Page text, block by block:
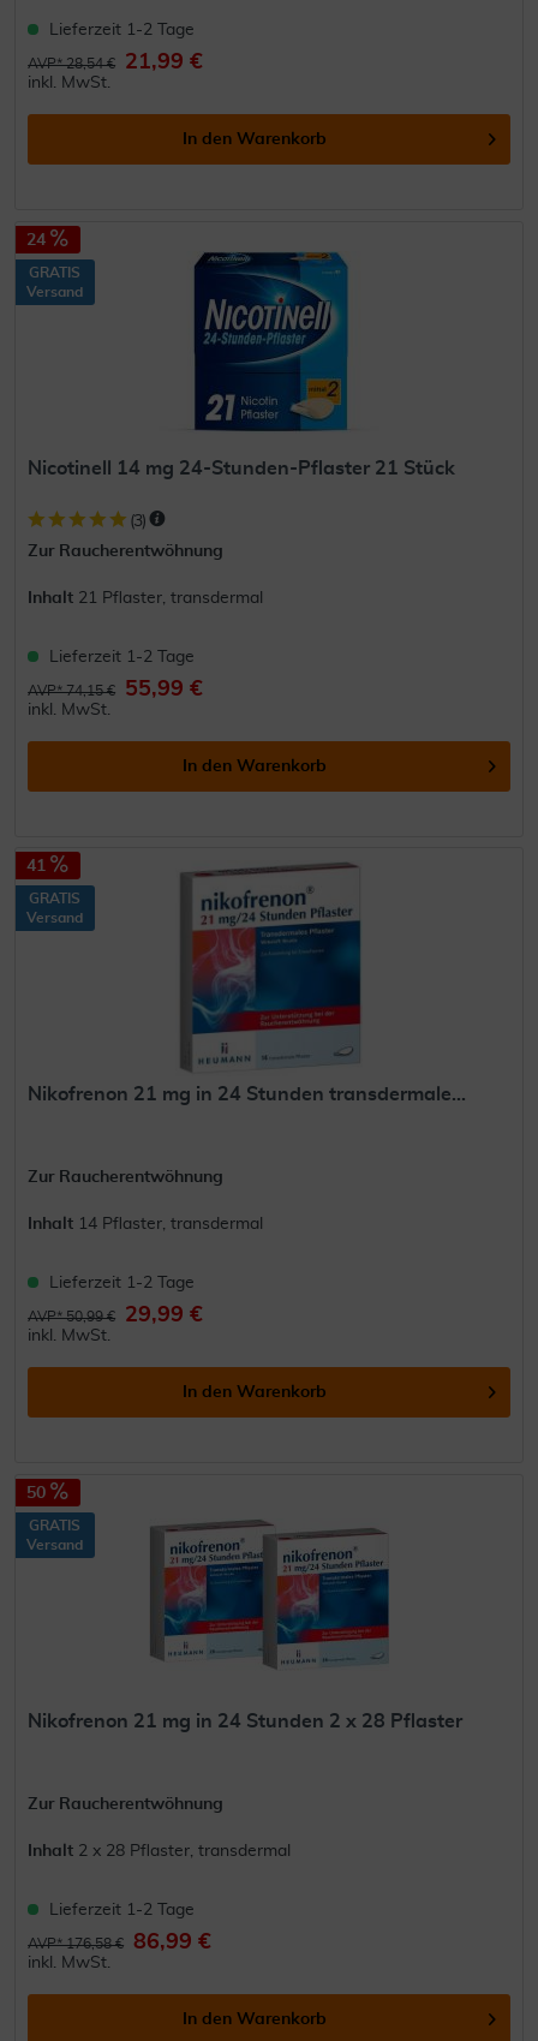
Lieferzeit 1-2 Tage
AVP* 28,54 € 21,99 €
inkl. MwSt.
In den Warenkorb
24
GRATIS
Versand
Nicotinell 14 mg 24-Stunden-Pflaster 21 Stück
(3)
Zur Raucherentwöhnung
Inhalt 21 Pflaster, transdermal
Lieferzeit 1-2 Tage
AVP* 74,15 € 55,99 €
inkl. MwSt.
In den Warenkorb
41
GRATIS
Versand
Nikofrenon 21 mg in 24 Stunden transdermale...
Zur Raucherentwöhnung
Inhalt 14 Pflaster, transdermal
Lieferzeit 1-2 Tage
AVP* 50,99 € 29,99 €
inkl. MwSt.
In den Warenkorb
50
GRATIS
Versand
Nikofrenon 21 mg in 24 Stunden 2 x 28 Pflaster
Zur Raucherentwöhnung
Inhalt 2 x 28 Pflaster, transdermal
Lieferzeit 1-2 Tage
AVP* 176,58 € 86,99 €
inkl. MwSt.
In den Warenkorb